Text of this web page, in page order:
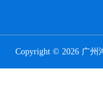
Copyright © 2026 广州